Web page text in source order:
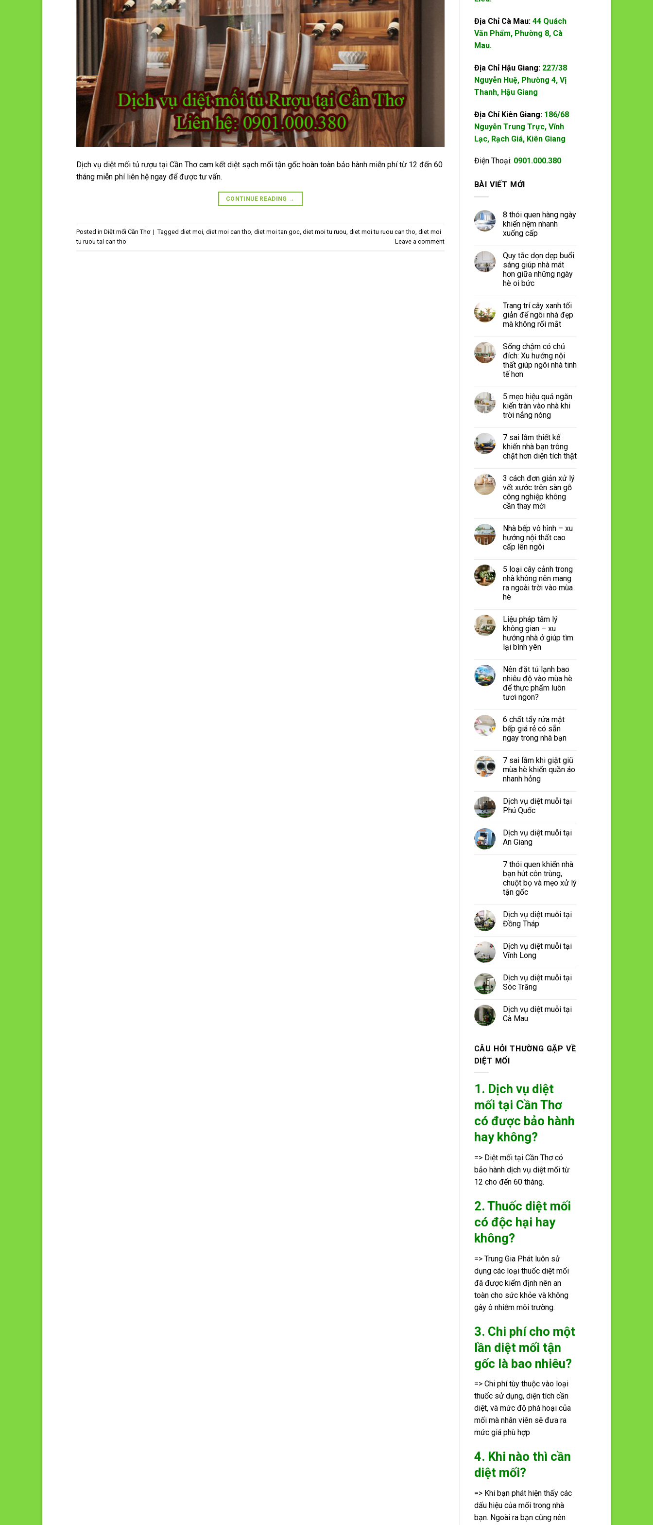
Dịch vụ diệt mối tủ rượu tại Cần Thơ cam kết diệt sạch mối tận gốc hoàn toàn bảo hành miễn phí từ 12 đến 60
tháng miễn phí liên hệ ngay để được tư vấn.
CONTINUE READING →
Posted in Diệt mối Cần Thơ | Tagged diet moi, diet moi can tho, diet moi tan goc, diet moi tu ruou, diet moi tu ruou can tho, diet moi
tu ruou tai can tho
Leave a comment
Địa Chỉ Cà Mau: 44 Quách
Văn Phẩm, Phường 8, Cà
Mau.
Địa Chỉ Hậu Giang: 227/38
Nguyễn Huệ, Phường 4, Vị
Thanh, Hậu Giang
Địa Chỉ Kiên Giang: 186/68
Nguyễn Trung Trực, Vĩnh
Lạc, Rạch Giá, Kiên Giang
Điện Thoại: 0901.000.380
BÀI VIẾT MỚI
8 thói quen hàng ngày
khiến nệm nhanh
xuống cấp
Quy tắc dọn dẹp buổi
sáng giúp nhà mát
hơn giữa những ngày
hè oi bức
Trang trí cây xanh tối
giản để ngôi nhà đẹp
mà không rối mắt
Sống chậm có chủ
đích: Xu hướng nội
thất giúp ngôi nhà tinh
tế hơn
5 mẹo hiệu quả ngăn
kiến tràn vào nhà khi
trời nắng nóng
7 sai lầm thiết kế
khiến nhà bạn trông
chật hơn diện tích thật
3 cách đơn giản xử lý
vết xước trên sàn gỗ
công nghiệp không
cần thay mới
Nhà bếp vô hình – xu
hướng nội thất cao
cấp lên ngôi
5 loại cây cảnh trong
nhà không nên mang
ra ngoài trời vào mùa
hè
Liệu pháp tâm lý
không gian – xu
hướng nhà ở giúp tìm
lại bình yên
Nên đặt tủ lạnh bao
nhiêu độ vào mùa hè
để thực phẩm luôn
tươi ngon?
6 chất tẩy rửa mặt
bếp giá rẻ có sẵn
ngay trong nhà bạn
7 sai lầm khi giặt giũ
mùa hè khiến quần áo
nhanh hỏng
Dịch vụ diệt muỗi tại
Phú Quốc
Dịch vụ diệt muỗi tại
An Giang
7 thói quen khiến nhà
bạn hút côn trùng,
chuột bọ và mẹo xử lý
tận gốc
Dịch vụ diệt muỗi tại
Đồng Tháp
Dịch vụ diệt muỗi tại
Vĩnh Long
Dịch vụ diệt muỗi tại
Sóc Trăng
Dịch vụ diệt muỗi tại
Cà Mau
CÂU HỎI THƯỜNG GẶP VỀ
DIỆT MỐI
1. Dịch vụ diệt
mối tại Cần Thơ
có được bảo hành
hay không?
=> Diệt mối tại Cần Thơ có
bảo hành dịch vụ diệt mối từ
12 cho đến 60 tháng.
2. Thuốc diệt mối
có độc hại hay
không?
=> Trung Gia Phát luôn sử
dụng các loại thuốc diệt mối
đã được kiểm định nên an
toàn cho sức khỏe và không
gây ô nhiễm môi trường.
3. Chi phí cho một
lần diệt mối tận
gốc là bao nhiêu?
=> Chi phí tùy thuộc vào loại
thuốc sử dụng, diện tích cần
diệt, và mức độ phá hoại của
mối mà nhân viên sẽ đưa ra
mức giá phù hợp
4. Khi nào thì cần
diệt mối?
=> Khi bạn phát hiện thấy các
dấu hiệu của mối trong nhà
bạn. Ngoài ra bạn cũng nên